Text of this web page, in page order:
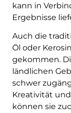
kann in
Ergebnisse
Auch die
Öl oder
gekommen.
ländlichen
schwer
Kreativität
können sie